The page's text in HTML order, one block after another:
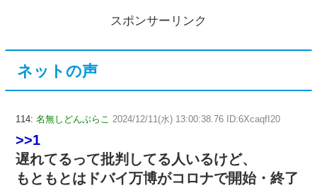
スポンサーリンク
ネットの声
114: 名無しどんぶらこ 2024/12/11(水) 13:00:38.76 ID:6XcaqfI20
>>1
遅れてるって批判してる人いるけど、
もともとはドバイ万博がコロナで開始・終了